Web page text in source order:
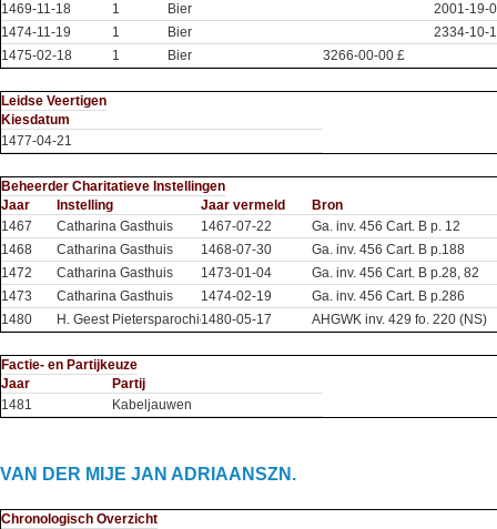
1469-11-18
1 Bier
2001-19-
1474-11-19
1 Bier
2334-10-
1475-02-18
1 Bier 3266-00-00 £
Leidse Veertigen
Kiesdatum
1477-04-21
Beheerder Charitatieve Instellingen
Jaar
Instelling Jaar vermeld
Bron
1467
Catharina Gasthuis 1467-07-22
Ga. inv. 456 Cart. B p. 12
1468
Catharina Gasthuis 1468-07-30
Ga. inv. 456 Cart. B p.188
1472
Catharina Gasthuis 1473-01-04
Ga. inv. 456 Cart. B p.28, 82
1473
Catharina Gasthuis 1474-02-19
Ga. inv. 456 Cart. B p.286
1480
H. Geest Pietersparochie1480-05-17 AHGWK inv. 429 fo. 220 (NS)
Factie- en Partijkeuze
Jaar
Partij
1481
Kabeljauwen
VAN DER MIJE JAN ADRIAANSZN.
Chronologisch Overzicht